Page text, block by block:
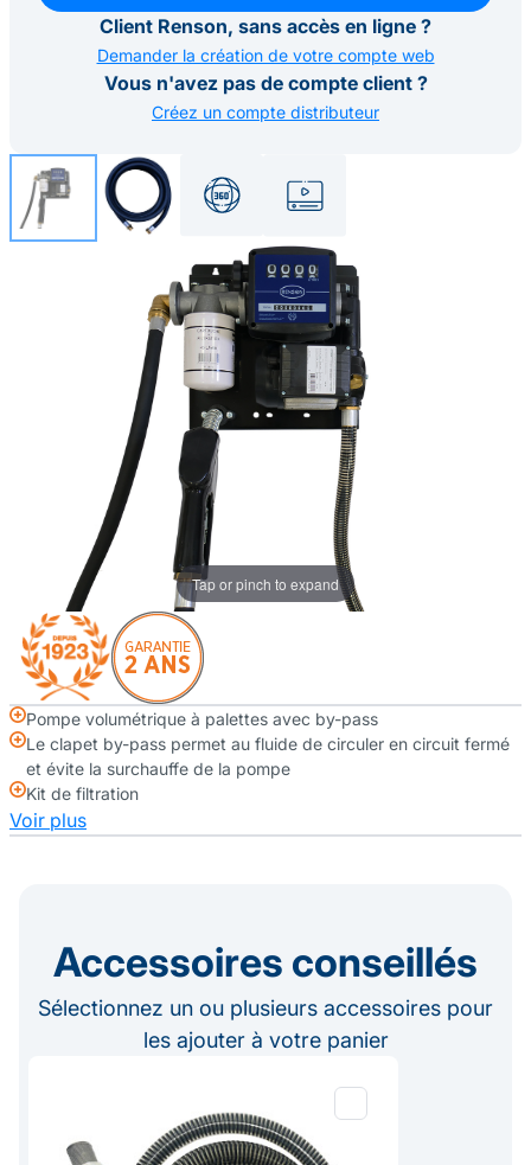
Tap or pinch to expand
Pompe volumétrique à palettes avec by-pass
Le clapet by-pass permet au fluide de circuler en circuit fermé
et évite la surchauffe de la pompe
Kit de filtration
Voir plus
Je me connecte
Client Renson, sans accès en ligne ?
Demander la création de votre compte web
Vous n'avez pas de compte client ?
Créez un compte distributeur
Accessoires conseillés
Sélectionnez un ou plusieurs accessoires pour
les ajouter à votre panier